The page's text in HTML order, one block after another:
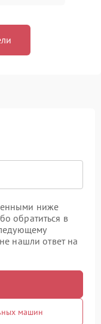
ниже
обратиться в
нашли ответ на
машин